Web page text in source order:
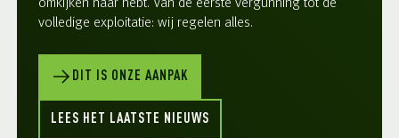
omkijken naar hebt. Van de eerste vergunning tot de
volledige exploitatie: wij regelen alles.
DIT IS ONZE AANPAK
LEES HET LAATSTE NIEUWS